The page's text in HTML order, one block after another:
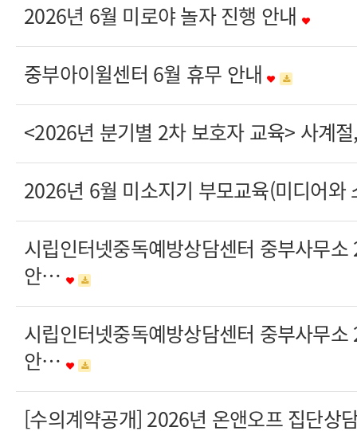
2026년 6월 미로야 놀자 진행 안내
중부아이윌센터 6월 휴무 안내
<2026년 분기별 2차 보호자 교육> 사계
2026년 6월 미소지기 부모교육(미디어
시립인터넷중독예방상담센터 중부사무
안…
시립인터넷중독예방상담센터 중부사무
안…
[수의계약공개] 2026년 온앤오프 집단